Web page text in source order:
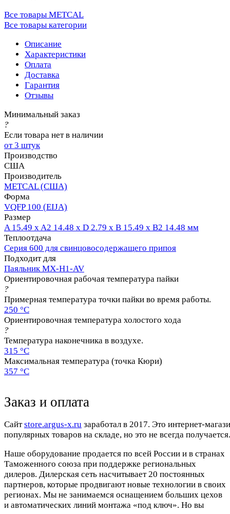
Все товары METCAL
Все товары категории
Описание
Характеристики
Оплата
Доставка
Гарантия
Отзывы
Минимальный заказ
?
Если товара нет в наличии
от 3 штук
Производство
США
Производитель
METCAL (США)
Форма
VQFP 100 (EIJA)
Размер
A 15.49 x A2 14.48 x D 2.79 x B 15.49 x B2 14.48 мм
Теплоотдача
Серия 600 для свинцовосодержащего припоя
Подходит для
Паяльник MX-H1-AV
Ориентировочная рабочая температура пайки
?
Примерная температура точки пайки во время работы.
250 °C
Ориентировочная температура холостого хода
?
Температура наконечника в воздухе.
315 °C
Максимальная температура (точка Кюри)
357 °C
Заказ и оплата
Cайтstore.argus-x.ru заработал в 2017. Это интернет-
популярных товаров на складе, но это не всегда
Наше оборудование продается по всей России и в странах
Таможенного союза при поддержке региональных
дилеров. Дилерская сеть насчитывает 20 постоянных
партнеров, которые продвигают новые технологии в своих
регионах. Мы не занимаемся оснащением больших цехов
и автоматических линий монтажа «под ключ». Но вы